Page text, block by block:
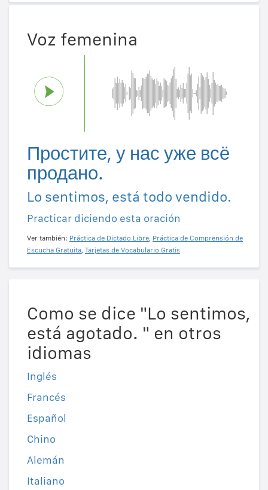
Voz femenina
Простите, у нас уже всё
продано.
Lo sentimos, está todo vendido.
Practicar diciendo esta oración
Ver también: Práctica de Dictado Libre, Práctica de Comprensión de
Escucha Gratuita, Tarjetas de Vocabulario Gratis
Como se dice "Lo sentimos,
está agotado. " en otros
idiomas
Inglés
Francés
Español
Chino
Alemán
Italiano